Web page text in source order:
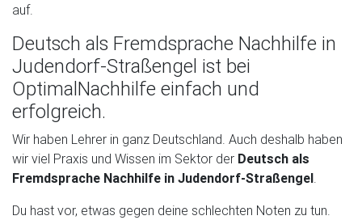
auf.
Deutsch als Fremdsprache Nachhilfe in
Judendorf-Straßengel ist bei
OptimalNachhilfe einfach und
erfolgreich.
Wir haben Lehrer in ganz Deutschland. Auch deshalb haben
wir viel Praxis und Wissen im Sektor der Deutsch als
Fremdsprache Nachhilfe in Judendorf-Straßengel
Du hast vor, etwas gegen deine schlechten Noten zu tun.